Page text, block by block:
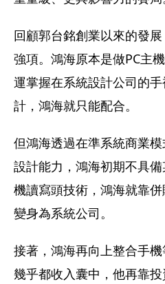
回顧郭台銘創業以來的發
強項。鴻海原本是做PC主
運掌握在系統設計公司的
計，鴻海就只能配合。
但鴻海透過在準系統商業
設計能力，鴻海初期不具
機讀寫頭技術，鴻海就靠
變身為系統公司。
接著，鴻海再向上整合手
幾乎都收入囊中，他再靠